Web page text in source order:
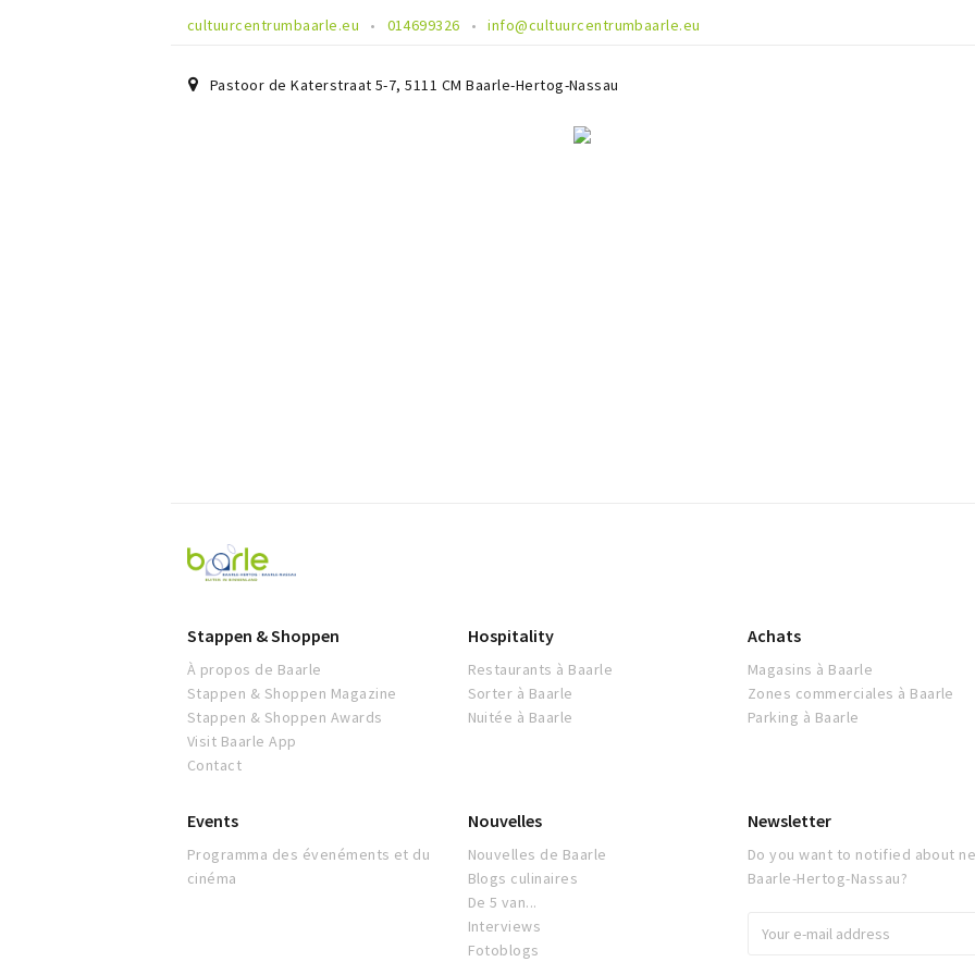
cultuurcentrumbaarle.eu 014699326 info@cultuurcentrumbaarle.eu
Pastoor de Katerstraat 5-7,5111 CM Baarle-Hertog-Nassau
Visit
Baarle
Stappen & Shoppen
À propos de Baarle
Stappen & Shoppen Magazine
Stappen & Shoppen Awards
Visit Baarle App
Contact
Hospitality
Restaurants à Baarle
Sorter à Baarle
Nuitée à Baarle
Achats
Magasins à Baarle
Zones commerciales à Baarle
Parking à Baarle
Events
Programma des évenéments et du
cinéma
Nouvelles
Nouvelles de Baarle
Blogs culinaires
De 5 van...
Interviews
Fotoblogs
Newsletter
Do you want to notified about
Baarle-Hertog-Nassau?